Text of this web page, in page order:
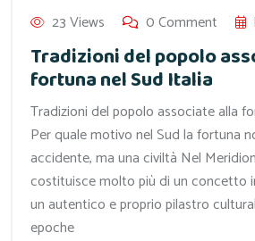
23 Views 0 Comment
Tradizioni del popolo
fortuna nel Sud Italia
Tradizioni del popolo associate alla
Per quale motivo nel Sud la fortuna
accidente, ma una civiltà Nel
costituisce molto più di un concetto
un autentico e proprio pilastro
epoche